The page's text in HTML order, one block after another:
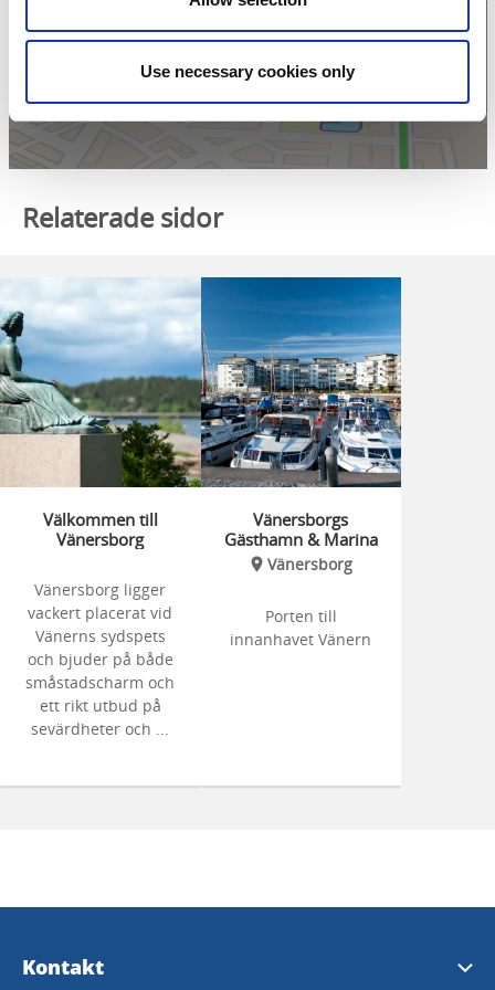
Use necessary cookies only
öppettider
Relaterade sidor
Välkommen till
Vänersborg
Vänersborg ligger
vackert placerat vid
Vänerns sydspets
och bjuder på både
småstadscharm och
ett rikt utbud på
sevärdheter och ...
Vänersborgs
Gästhamn & Marina
Vänersborg
Porten till
innanhavet Vänern
Kontakt